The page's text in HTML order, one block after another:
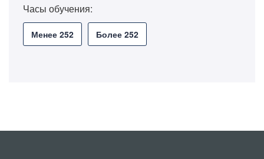
Часы обучения:
Менее 252 Более 252